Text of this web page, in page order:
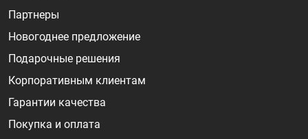
Партнеры
Новогоднее предложение
Подарочные решения
Корпоративным клиентам
Гарантии качества
Покупка и оплата